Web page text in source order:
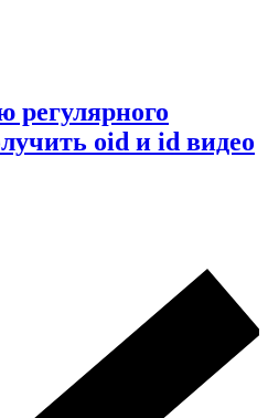
oid и id видео